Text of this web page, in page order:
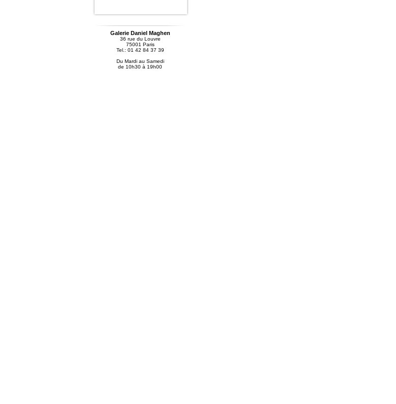
Galerie Daniel Maghen
36 rue du Louvre
75001 Paris
Tel.: 01 42 84 37 39
Du Mardi au Samedi
de 10h30 à 19h00